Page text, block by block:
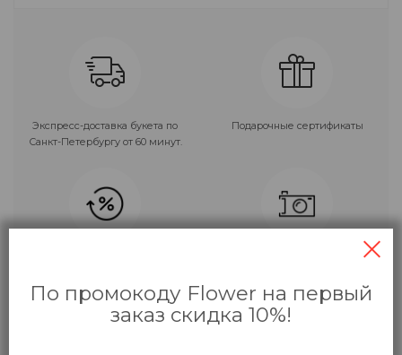
Экспресс-доставка букета по
Санкт-Петербургу от 60 минут.
Подарочные сертификаты
Фото букета перед отправкой.
По промокоду Flower на первый
заказ скидка 10%!